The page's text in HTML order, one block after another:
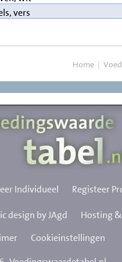
vers
Home |
Individueel Registeer
design by JAgd Hosting
Cookieinstellingen